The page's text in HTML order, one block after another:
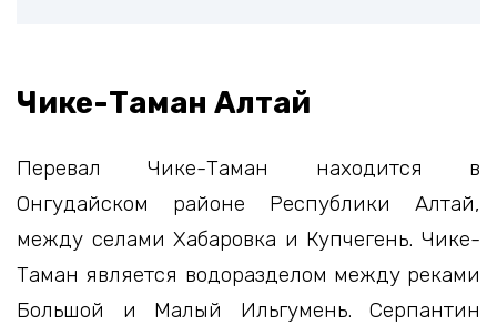
Чике-Таман Алтай
Перевал Чике-Таман находится в
Онгудайском районе Республики Алтай,
между селами Хабаровка и Купчегень. Чике-
Таман является водоразделом между реками
Большой и Малый Ильгумень. Серпантин